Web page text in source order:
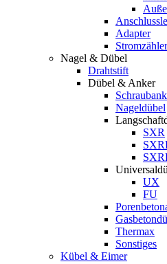
Adapter
Stromzähler
Nagel & Dübel
Drahtstift
Dübel & Anker
Nageldübel
SXR
UX
FU
Thermax
Sonstiges
Kübel & Eimer